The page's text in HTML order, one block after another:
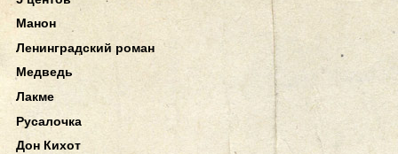
Манон
Ленинградский роман
Медведь
Лакме
Русалочка
Дон Кихот